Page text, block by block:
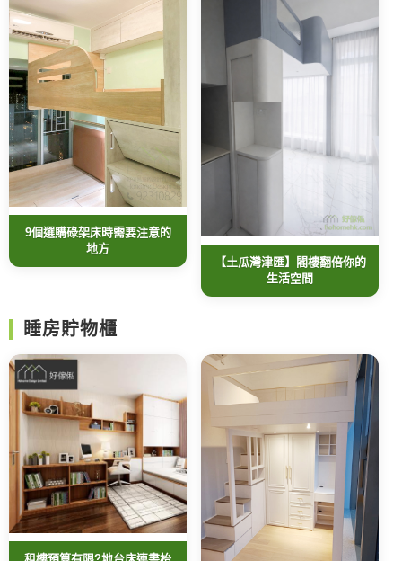
9個選購碌架床時需要注意的
地方
【土瓜灣津匯】閣樓翻倍你的
生活空間
睡房貯物櫃